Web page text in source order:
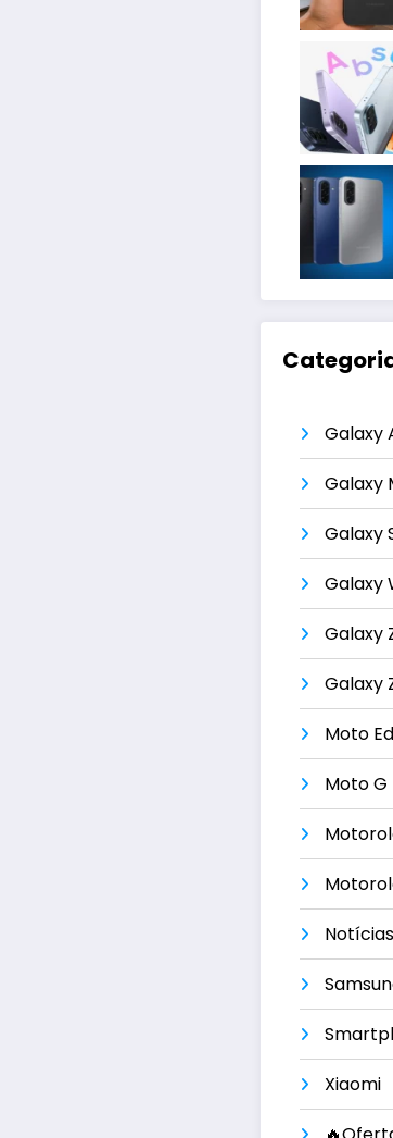
Galaxy
Galaxy
Galaxy
Galaxy
Galaxy
Galaxy
Moto
Moto G
Notícias
Xiaomi